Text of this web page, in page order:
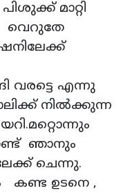
മാറ്റി
വെറുതേ
വരട്ടെ എന്നു
നിൽക്കുന്ന
ഞാനും
ചെന്നു.
ഉടനെ ,